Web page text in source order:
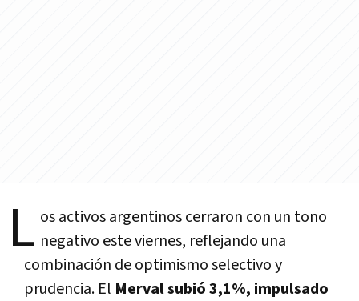
L os activos argentinos cerraron con un tono
negativo este viernes, reflejando una
combinación de optimismo selectivo y
prudencia. El Merval subió 3,1%, impulsado